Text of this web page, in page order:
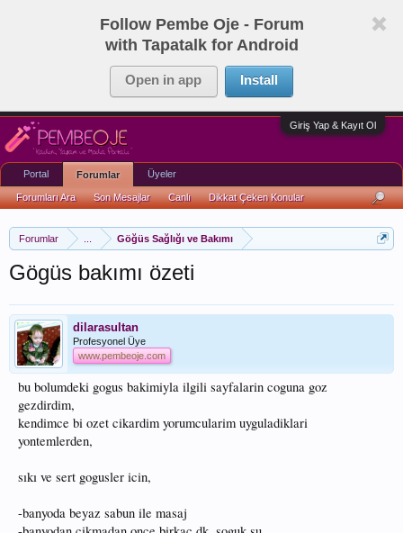
Follow Pembe Oje - Forum
with Tapatalk for Android
Open in app Install
Giriş Yap & Kayıt Ol
Forumlar Göğüs Sağlığı ve Bakımı
Gögüs bakımı özeti
dilarasultan
Profesyonel Üye
www.pembeoje.com
bu bolumdeki gogus bakimiyla ilgili sayfalarin coguna goz
gezdirdim,
kendimce bi ozet cikardim yorumcularim uyguladiklari
yontemlerden,
sıkı ve sert gogusler icin,
-banyoda beyaz sabun ile masaj
Portal Forumlar
Forumları Ara Son Mesajlar Canlı Dikkat Çeken Konular
Üyeler